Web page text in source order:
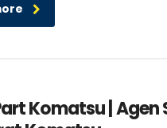
Komatsu | Agen